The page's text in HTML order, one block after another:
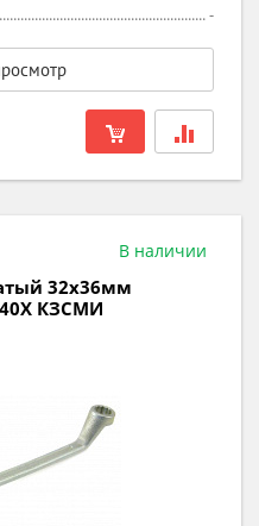
-
В наличии
32х36мм
КЗСМИ